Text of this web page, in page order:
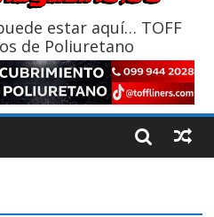
estar aquí… TOFF
de Poliuretano